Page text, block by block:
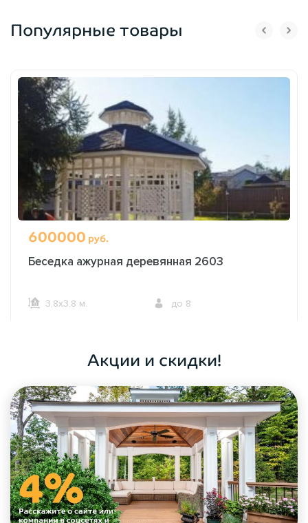
Популярные товары
600000 руб.
Беседка ажурная деревянная 2603
3,8х3,8 м. до 8
Акции и скидки!